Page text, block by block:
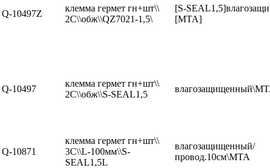
Q-10497Z
клемма гермет гн+шт\\
2C\\обж\\QZ7021-1,5\
[S-
[MTA]
Q-10497
клемма гермет гн+шт\\
2C\\обж\\S-SEAL1,5
Q-10871
клемма гермет гн+шт\\
3C\\L-100мм\\S-
SEAL1,5L
влагозащищенный/
провод.10см\MTA